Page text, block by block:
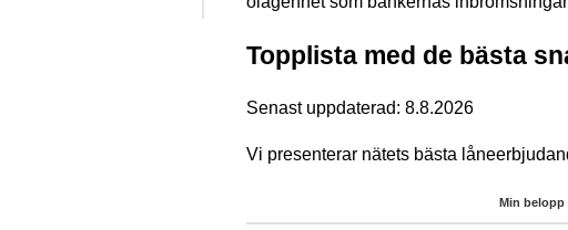
Topplista med de bästa
Senast uppdaterad: 8.8.2026
Vi presenterar nätets bästa
Min belopp